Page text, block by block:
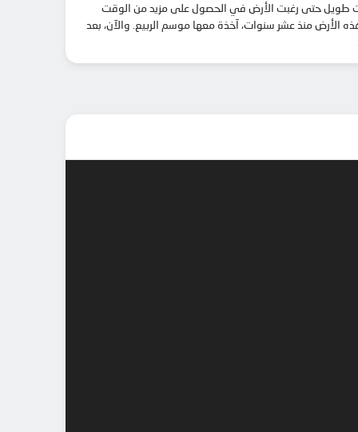
طويل حتى رغبت الأرض في الحصول على مزيد من الوقت
الأرض منذ عشر سنوات، آخذة معها موسم الربيع. والآن، بعد